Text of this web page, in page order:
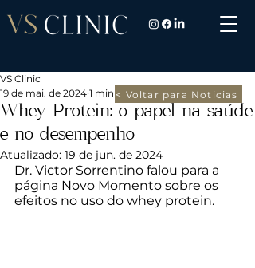
Whey Protein: o papel na saúde
e no desempenho
VS Clinic
19 de mai. de 2024 1 min de leitura
Atualizado: 19 de jun. de 2024
Dr. Victor Sorrentino falou para a
página Novo Momento sobre os
efeitos no uso do whey protein.
< Voltar para Noticias